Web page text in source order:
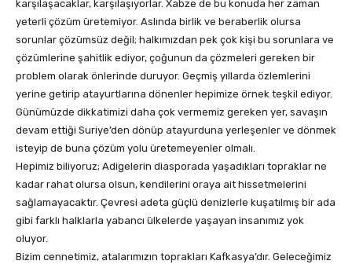
karşılaşacaklar, karşılaşıyorlar. Xabze de bu konuda her zaman
yeterli çözüm üretemiyor. Aslında birlik ve beraberlik olursa
sorunlar çözümsüz değil; halkımızdan pek çok kişi bu sorunlara ve
çözümlerine şahitlik ediyor, çoğunun da çözmeleri gereken bir
problem olarak önlerinde duruyor. Geçmiş yıllarda özlemlerini
yerine getirip atayurtlarına dönenler hepimize örnek teşkil ediyor.
Günümüzde dikkatimizi daha çok vermemiz gereken yer, savaşın
devam ettiği Suriye’den dönüp atayurduna yerleşenler ve dönmek
isteyip de buna çözüm yolu üretemeyenler olmalı.
Hepimiz biliyoruz; Adigelerin diasporada yaşadıkları topraklar ne
kadar rahat olursa olsun, kendilerini oraya ait hissetmelerini
sağlamayacaktır. Çevresi adeta güçlü denizlerle kuşatılmış bir ada
gibi farklı halklarla yabancı ülkelerde yaşayan insanımız yok
oluyor.
Bizim cennetimiz, atalarımızın toprakları Kafkasya’dır. Geleceğimiz